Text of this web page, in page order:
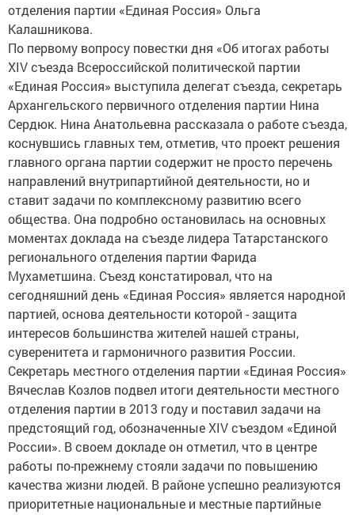
отделения партии «Единая Россия» Ольга
Калашникова.
По первому вопросу повестки дня «Об итогах работы
ХIV съезда Всероссийской политической партии
«Единая Россия» выступила делегат съезда, секретарь
Архангельского первичного отделения партии Нина
Сердюк. Нина Анатольевна рассказала о работе съезда,
коснувшись главных тем, отметив, что проект решения
главного органа партии содержит не просто перечень
направлений внутрипартийной деятельности, но и
ставит задачи по комплексному развитию всего
общества. Она подробно остановилась на основных
моментах доклада на съезде лидера Татарстанского
регионального отделения партии Фарида
Мухаметшина. Съезд констатировал, что на
сегодняшний день «Единая Россия» является народной
партией, основа деятельности которой - защита
интересов большинства жителей нашей страны,
суверенитета и гармоничного развития России.
Секретарь местного отделения партии «Единая Россия»
Вячеслав Козлов подвел итоги деятельности местного
отделения партии в 2013 году и поставил задачи на
предстоящий год, обозначенные ХIV съездом «Единой
России». В своем докладе он отметил, что в центре
работы по-прежнему стояли задачи по повышению
качества жизни людей. В районе успешно реализуются
приоритетные национальные и местные партийные